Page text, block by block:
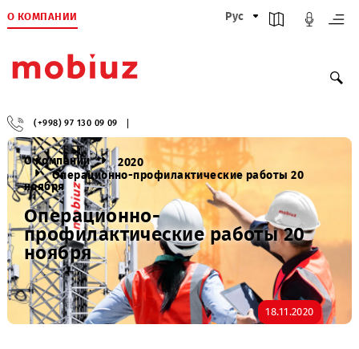
О КОМПАНИИ Рус
(+998) 97 130 09 09
О компании
2020
Операционно-профилактическиe работы 20
ноября
Операционно-
профилактическиe работы 20
ноября